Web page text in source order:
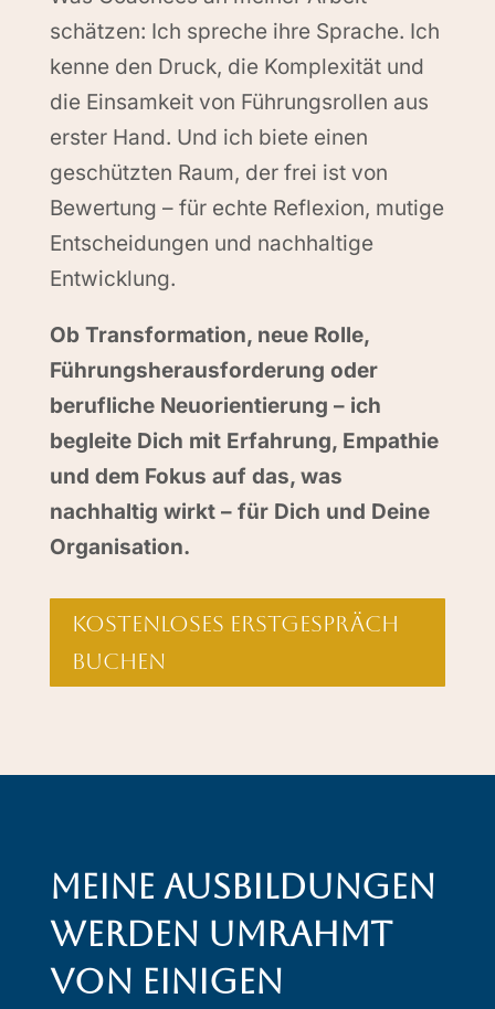
schätzen: Ich spreche ihre Sprache. Ich
kenne den Druck, die Komplexität und
die Einsamkeit von Führungsrollen aus
erster Hand. Und ich biete einen
geschützten Raum, der frei ist von
Bewertung – für echte Reflexion, mutige
Entscheidungen und nachhaltige
Entwicklung.
Ob Transformation, neue Rolle,
Führungsherausforderung oder
berufliche Neuorientierung – ich
begleite Dich mit Erfahrung, Empathie
und dem Fokus auf das, was
nachhaltig wirkt – für Dich und Deine
Organisation.
Kostenloses Erstgespräch
buchen
Meine Ausbildungen
werden umrahmt
von einigen